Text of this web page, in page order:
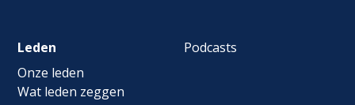
Leden
Onze leden
Wat leden zeggen
Podcasts